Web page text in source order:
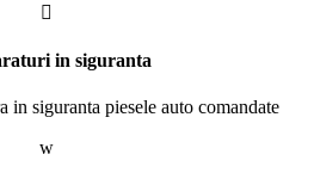

in siguranta
in siguranta piesele auto comandate
w